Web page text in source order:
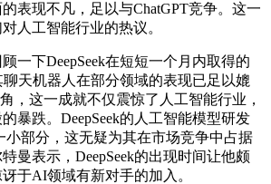
表现不凡，足以与ChatGPT竞争。这一
人工智能行业的热议。
下DeepSeek在短短一个月内取得的
聊天机器人在部分领域的表现已足以媲
，这一成就不仅震惊了人工智能行业，
暴跌。DeepSeek的人工智能模型研发
小部分，这无疑为其在市场竞争中占据
曼表示，DeepSeek的出现时间让他颇
于AI领域有新对手的加入。